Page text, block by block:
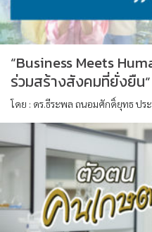
“Business Meets
ร่วมสร้างสังคมที่ยั่งยืน”
โดย : ดร.ธีระพล ถนอมศักดิ์ยุทธ ป